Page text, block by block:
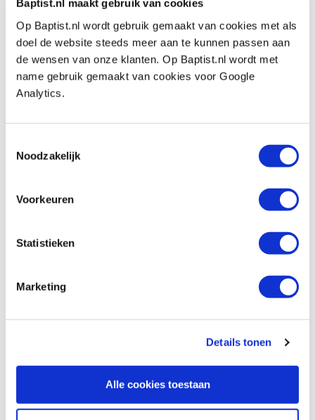
Baptist.nl maakt gebruik van cookies
Op Baptist.nl wordt gebruik gemaakt van cookies met als
doel de website steeds meer aan te kunnen passen aan
de wensen van onze klanten. Op Baptist.nl wordt met
name gebruik gemaakt van cookies voor Google
Analytics.
Noodzakelijk
Voorkeuren
Statistieken
Marketing
Details tonen
Alle cookies toestaan
Bevestigingstape voor buiten 19 mm
Artikelnummer: 423275
Op voorraad